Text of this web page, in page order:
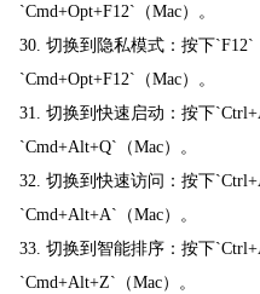
`Cmd+Opt+F12`（Mac）。
30. 切换到隐私模式：按下`F12`
`Cmd+Opt+F12`（Mac）。
31. 切换到快速启动：按下
`Cmd+Alt+Q`（Mac）。
32. 切换到快速访问：按下
`Cmd+Alt+A`（Mac）。
33. 切换到智能排序：按下
`Cmd+Alt+Z`（Mac）。